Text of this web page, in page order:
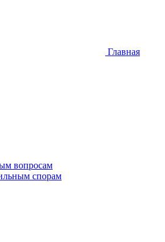
Главная
вопросам
спорам